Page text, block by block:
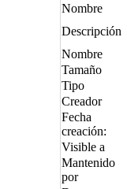
Nombre
Descripción
Nombre
Tamaño
Tipo
Creador
Fecha
creación:
Visible a
Mantenido
por